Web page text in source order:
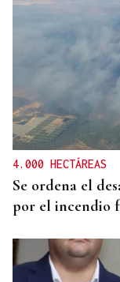
SEGURIDAD INFANTIL
Un tribunal de
567 millones
mental de los
4.000 HECTÁREAS
Se ordena el
por el incendio